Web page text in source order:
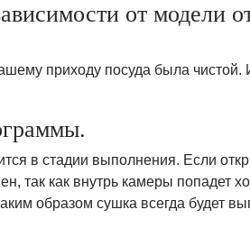
от модели
приходу посуда была чистой.
в стадии выполнения. Если
так как внутрь камеры попадет
образом сушка всегда будет